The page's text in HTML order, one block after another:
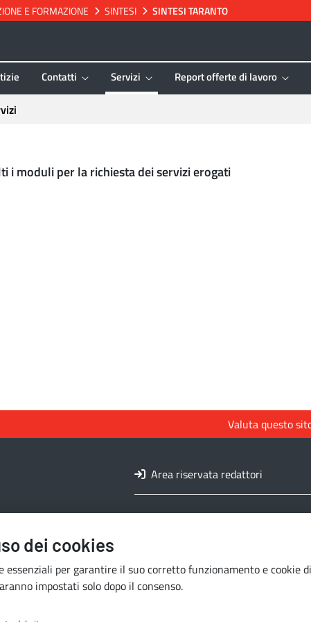
dei cookies
essenziali per garantire il suo corretto funzionamento e cookie
impostati solo dopo il consenso.
E FORMAZIONE SINTESI SINTESI TARANTO
Contatti Servizi Report offerte di lavoro
i moduli per la richiesta dei servizi erogati
Valuta questo
Area riservata redattori